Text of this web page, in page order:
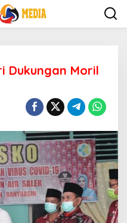
Dukungan Moril